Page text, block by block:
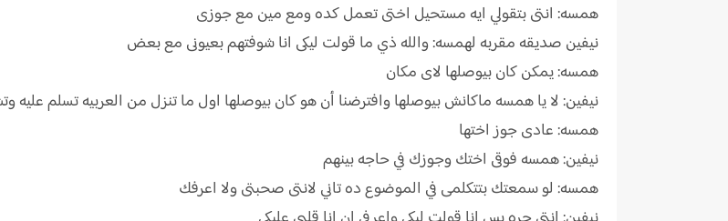
همسه: انتى بتقولي ايه مستحيل اختى تعمل كده ومع مين مع جوزى
نيفين صديقه مقربه لهمسه: والله ذي ما قولت ليكى انا شوفتهم بعيونى مع بعض
همسه: يمكن كان بيوصلها لاى مكان
نيفين: لا يا همسه ماكانش بيوصلها وافترضنا أن هو كان بيوصلها اول ما تنزل من العربيه تسلم عليه
همسه: عادى جوز اختها
نيفين: همسه فوقى اختك وجوزك في حاجه بينهم
همسه: لو سمعتك بتتكلمى في الموضوع ده تاني لانتى صحبتى ولا اعرفك